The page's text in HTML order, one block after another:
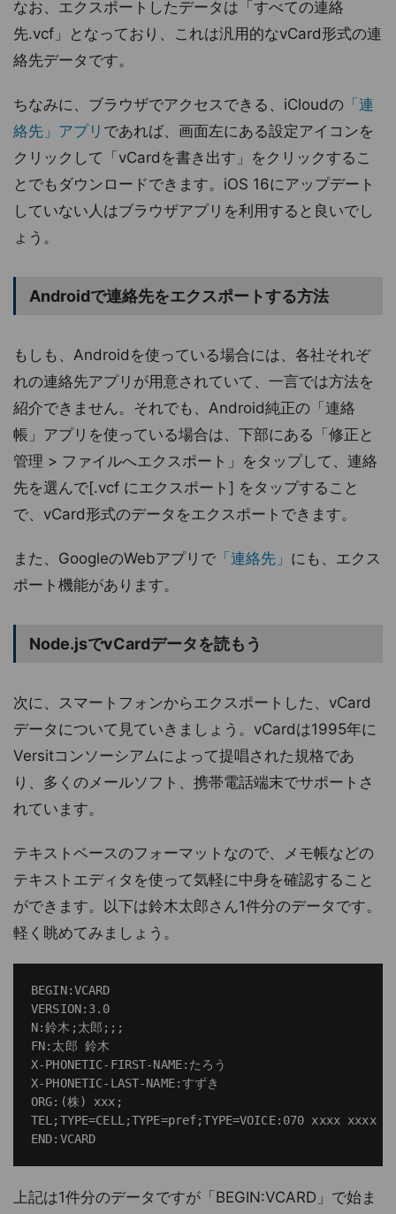
なお、エクスポートしたデータは「すべての連絡
先.vcf」となっており、これは汎用的なvCard形式の連
絡先データです。
ちなみに、ブラウザでアクセスできる、iCloudの 「連
絡先」アプリ であれば、画面左にある設定アイコンを
クリックして「vCardを書き出す」をクリックするこ
とでもダウンロードできます。iOS 16にアップデート
していない人はブラウザアプリを利用すると良いでし
ょう。
Androidで連絡先をエクスポートする方法
もしも、Androidを使っている場合には、各社それぞ
れの連絡先アプリが用意されていて、一言では方法を
紹介できません。それでも、Android純正の「連絡
帳」アプリを使っている場合は、下部にある「修正と
管理 > ファイルへエクスポート」をタップして、連絡
先を選んで[.vcf にエクスポート] をタップすること
で、vCard形式のデータをエクスポートできます。
また、GoogleのWebアプリで 「連絡先」 にも、エクス
ポート機能があります。
Node.jsでvCardデータを読もう
次に、スマートフォンからエクスポートした、vCard
データについて見ていきましょう。vCardは1995年に
Versitコンソーシアムによって提唱された規格であ
り、多くのメールソフト、携帯電話端末でサポートさ
れています。
テキストベースのフォーマットなので、メモ帳などの
テキストエディタを使って気軽に中身を確認すること
ができます。以下は鈴木太郎さん1件分のデータです。
軽く眺めてみましょう。
BEGIN:VCARD
VERSION:3.0
N:鈴木;太郎;;;
FN:太郎 鈴木
X-PHONETIC-FIRST-NAME:たろう
X-PHONETIC-LAST-NAME:すずき
ORG:(株) xxx;
TEL;TYPE=CELL;TYPE=pref;TYPE=VOICE:070 xxxx xxxx
上記は1件分のデータですが「BEGIN:VCARD」で始ま